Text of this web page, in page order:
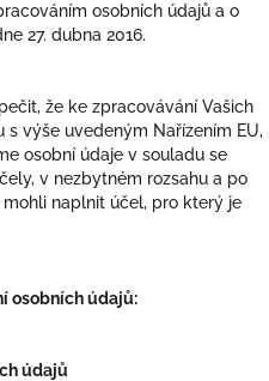
osobních údajů a o
27. dubna 2016.
že ke zpracovávání Vašich
výše uvedeným Nařízením EU,
osobní údaje v souladu se
v nezbytném rozsahu a po
naplnit účel, pro který je
osobních údajů:
údajů